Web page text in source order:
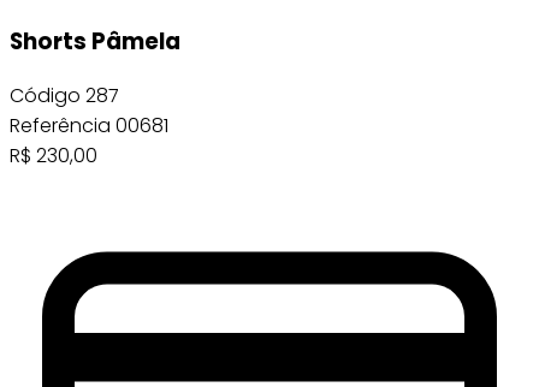
Shorts Pâmela
Código 287
Referência 00681
R$ 230,00